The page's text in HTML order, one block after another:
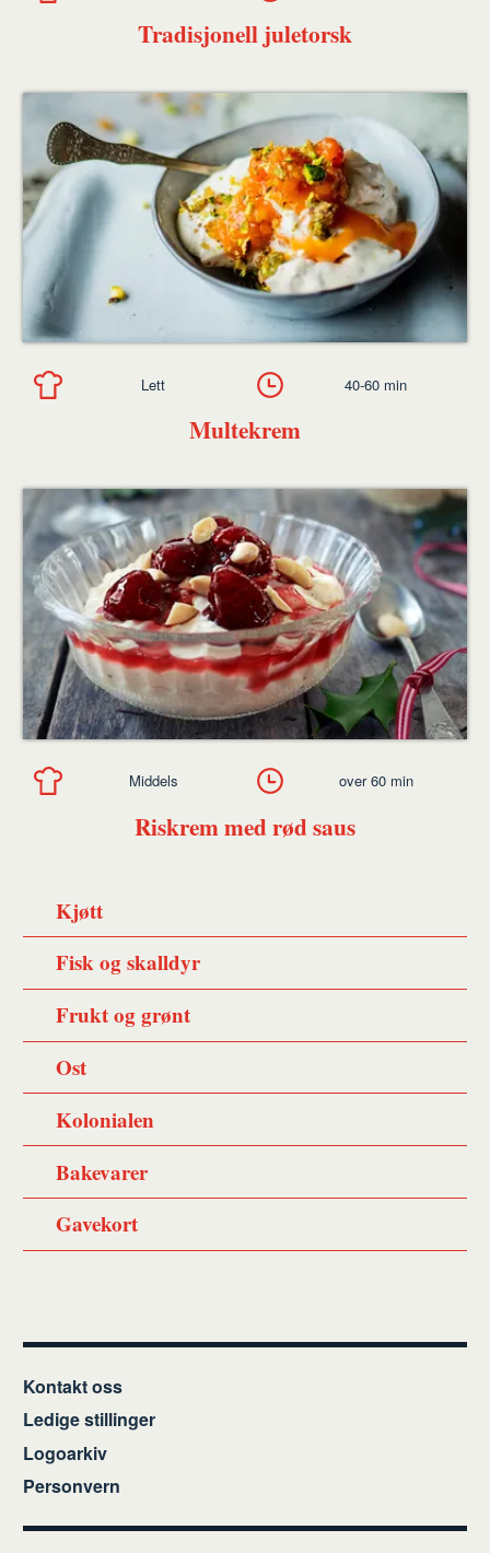
Tradisjonell juletorsk
Multekrem
Lett 40-60 min
Riskrem med rød saus
Middels over 60 min
Kjøtt
Fisk og skalldyr
Frukt og grønt
Ost
Kolonialen
Bakevarer
Gavekort
Kontakt oss
Ledige stillinger
Logoarkiv
Personvern